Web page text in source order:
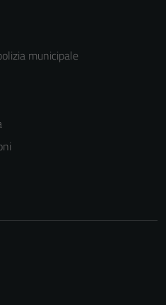
municipale